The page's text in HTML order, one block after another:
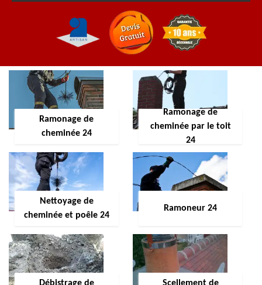
Ramonage de
cheminée 24
Ramonage de
cheminée par le toit
24
Nettoyage de
cheminée et poêle 24
Ramoneur 24